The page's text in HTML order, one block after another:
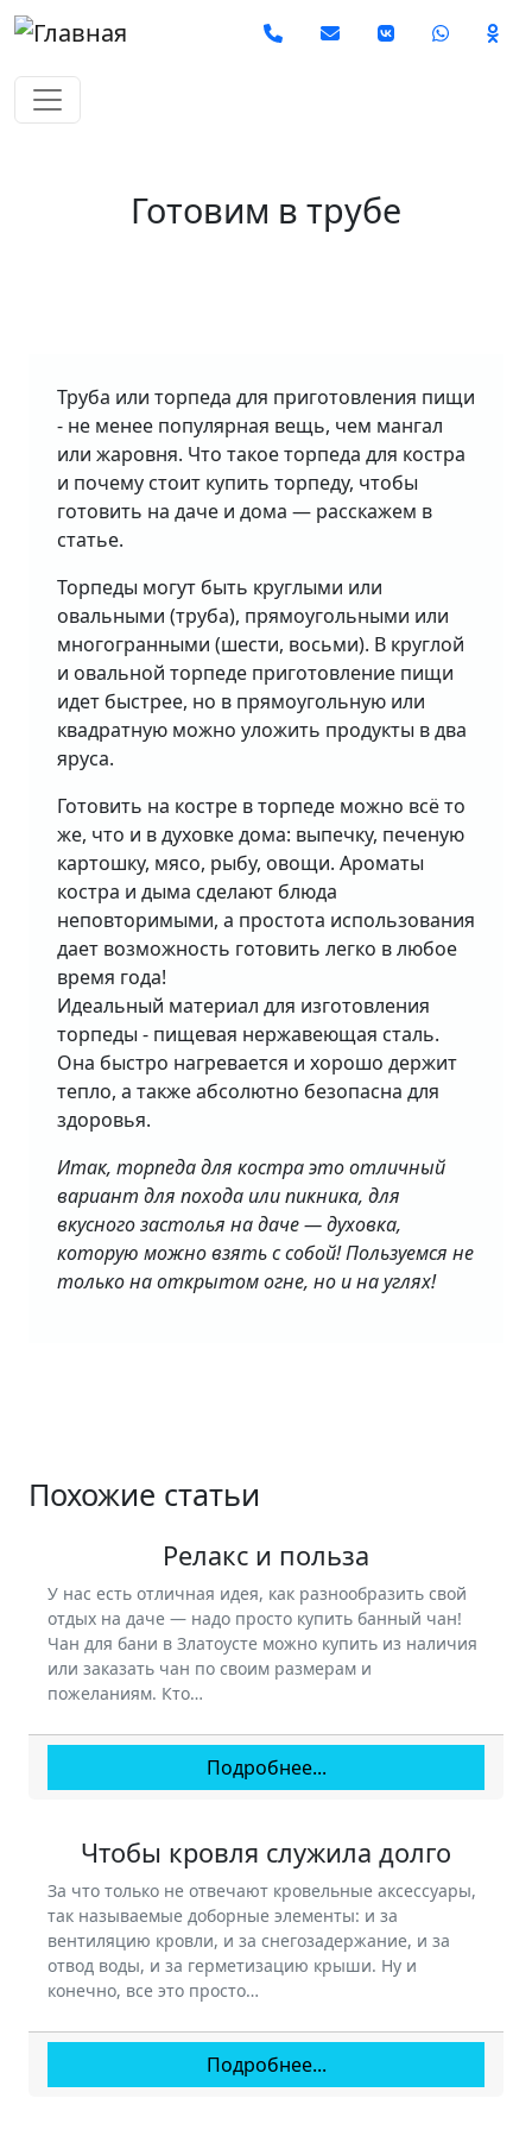
Social
Готовим в трубе
Труба или торпеда для приготовления пищи
- не менее популярная вещь, чем мангал
или жаровня. Что такое торпеда для костра
и почему стоит купить торпеду, чтобы
готовить на даче и дома — расскажем в
статье.
Торпеды могут быть круглыми или
овальными (труба), прямоугольными или
многогранными (шести, восьми). В круглой
и овальной торпеде приготовление пищи
идет быстрее, но в прямоугольную или
квадратную можно уложить продукты в два
яруса.
Готовить на костре в торпеде можно всё то
же, что и в духовке дома: выпечку, печеную
картошку, мясо, рыбу, овощи. Ароматы
костра и дыма сделают блюда
неповторимыми, а простота использования
дает возможность готовить легко в любое
время года!
Идеальный материал для изготовления
торпеды - пищевая нержавеющая сталь.
Она быстро нагревается и хорошо держит
тепло, а также абсолютно безопасна для
здоровья.
Итак, торпеда для костра это отличный
вариант для похода или пикника, для
вкусного застолья на даче — духовка,
которую можно взять с собой! Пользуемся не
только на открытом огне, но и на углях!
Похожие статьи
Релакс и польза
У нас есть отличная идея, как разнообразить свой
отдых на даче — надо просто купить банный чан!
Чан для бани в Златоусте можно купить из наличия
или заказать чан по своим размерам и
пожеланиям. Кто…
Подробнее...
Чтобы кровля служила долго
За что только не отвечают кровельные аксессуары,
так называемые доборные элементы: и за
вентиляцию кровли, и за снегозадержание, и за
отвод воды, и за герметизацию крыши. Ну и
конечно, все это просто…
Подробнее...